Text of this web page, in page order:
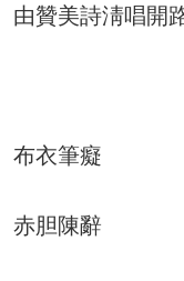
由贊美詩淸唱開
布衣筆癡
赤胆陳辭